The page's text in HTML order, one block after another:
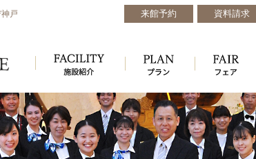
戸 来館予約 資料請求